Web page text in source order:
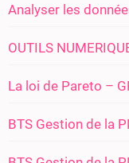
Analyser les
OUTILS
La loi de Pareto –
BTS Gestion de la